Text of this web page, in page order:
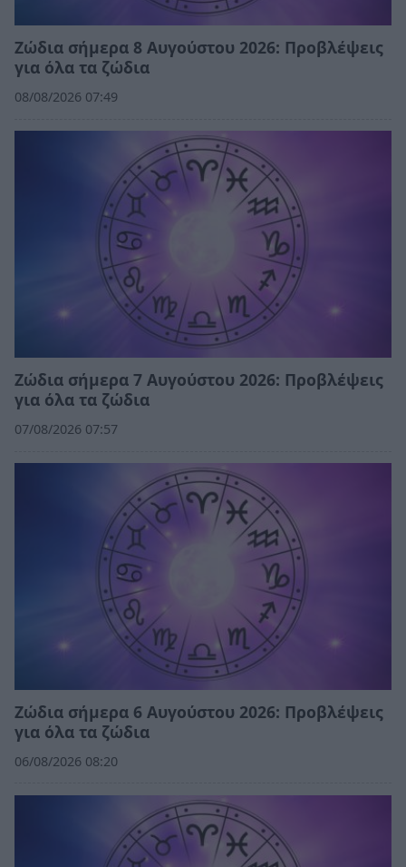
Ζώδια σήμερα 8 Αυγούστου 2026: Προβλέψεις
για όλα τα ζώδια
08/08/2026 07:49
Ζώδια σήμερα 7 Αυγούστου 2026: Προβλέψεις
για όλα τα ζώδια
07/08/2026 07:57
Ζώδια σήμερα 6 Αυγούστου 2026: Προβλέψεις
για όλα τα ζώδια
06/08/2026 08:20